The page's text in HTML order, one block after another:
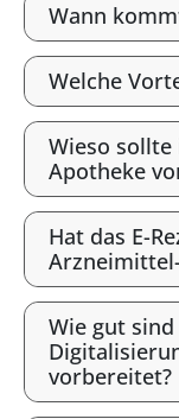
Wann
Welche
Wieso sollte
Apotheke
Hat das E-
Wie gut
vorbereitet?